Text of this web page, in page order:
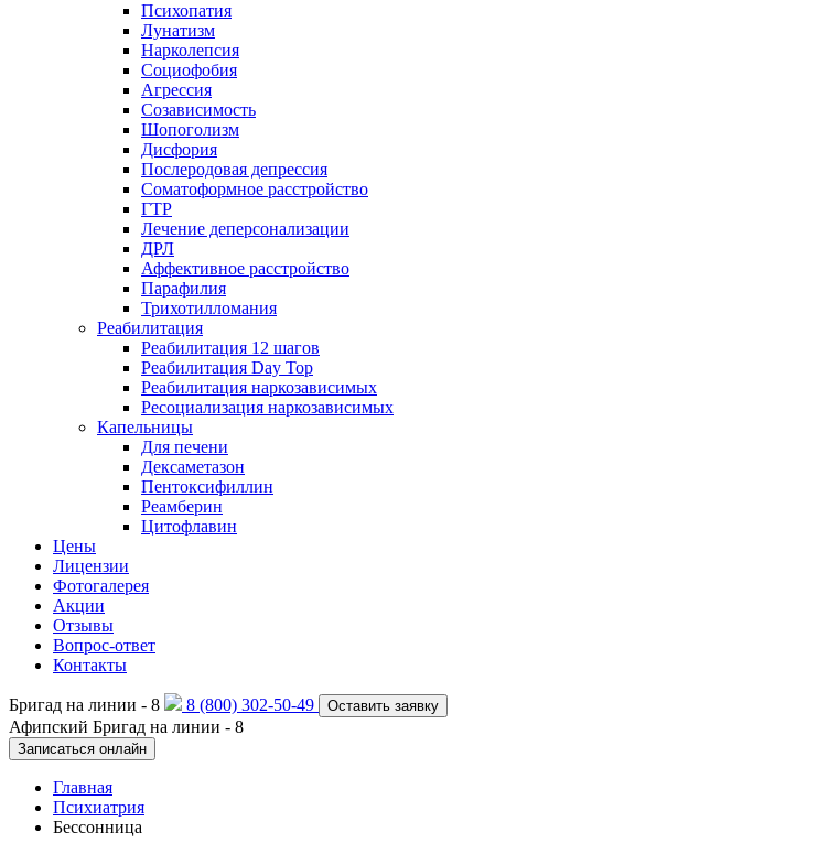
Психопатия
Лунатизм
Нарколепсия
Социофобия
Агрессия
Созависимость
Шопоголизм
Дисфория
Послеродовая депрессия
Соматоформное расстройство
ГТР
Лечение деперсонализации
ДРЛ
Аффективное расстройство
Парафилия
Трихотилломания
Реабилитация
Реабилитация 12 шагов
Реабилитация Day Top
Реабилитация наркозависимых
Ресоциализация наркозависимых
Капельницы
Для печени
Дексаметазон
Пентоксифиллин
Реамберин
Цитофлавин
Цены
Лицензии
Фотогалерея
Акции
Отзывы
Вопрос-ответ
Контакты
Бригад на линии - 8 8 (800) 302-50-49 Оставить заявку
Афипский Бригад на линии - 8
Записаться онлайн
Главная
Психиатрия
Бессонница